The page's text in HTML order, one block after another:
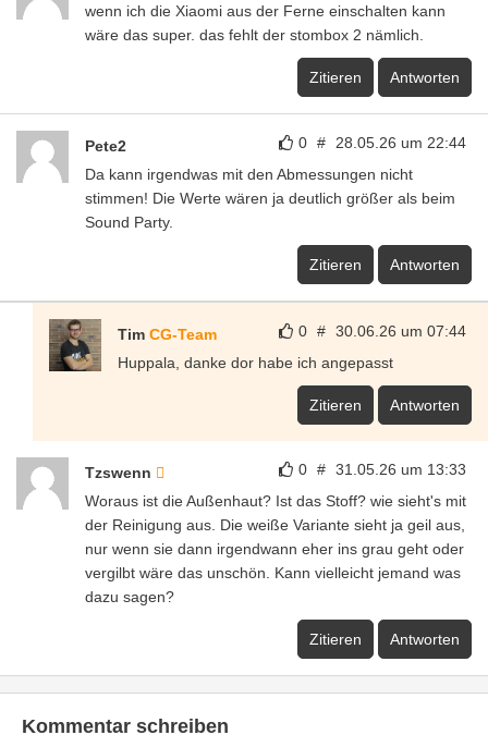
wenn ich die Xiaomi aus der Ferne einschalten kann
wäre das super. das fehlt der stombox 2 nämlich.
Zitieren Antworten
0 # 28.05.26 um 22:44
Pete2
Da kann irgendwas mit den Abmessungen nicht
stimmen! Die Werte wären ja deutlich größer als beim
Sound Party.
Zitieren Antworten
0 # 30.06.26 um 07:44
Tim CG-Team
Huppala, danke dor habe ich angepasst
Zitieren Antworten
0 # 31.05.26 um 13:33
Tzswenn
Woraus ist die Außenhaut? Ist das Stoff? wie sieht's mit
der Reinigung aus. Die weiße Variante sieht ja geil aus,
nur wenn sie dann irgendwann eher ins grau geht oder
vergilbt wäre das unschön. Kann vielleicht jemand was
dazu sagen?
Zitieren Antworten
Kommentar schreiben